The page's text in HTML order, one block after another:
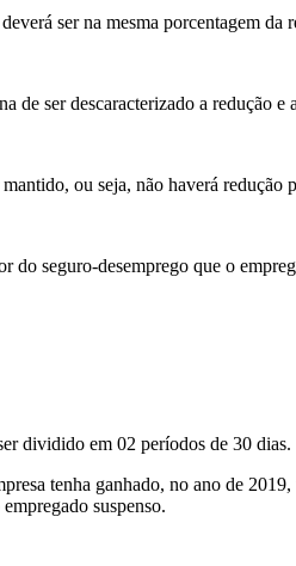
ser na mesma porcentagem da
ser descaracterizado a redução e
ou seja, não haverá redução
seguro-desemprego que o
dividido em 02 períodos de 30 dias.
tenha ganhado, no ano de
suspenso.